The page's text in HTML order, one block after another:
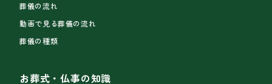
葬儀の流れ
動画で見る葬儀の流れ
葬儀の種類
お葬式・仏事の知識